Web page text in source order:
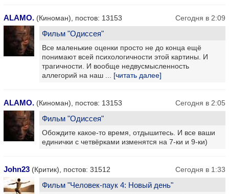
ALAMO. (Киноман), постов: 13153 Сегодня в 2:09
Фильм "Одиссея"
Все маленькие оценки просто не до конца ещё
понимают всей психологичности этой картины. И
трагичности. И вообще недвусмысленность
аллегорий на наш ... [читать далее]
ALAMO. (Киноман), постов: 13153 Сегодня в 2:05
Фильм "Одиссея"
Обождите какое-то время, отдышитесь. И все ваши
единички с четвёрками изменятся на 7-ки и 9-ки)
John23 (Критик), постов: 31512 Сегодня в 1:33
Фильм "Человек-паук 4: Новый день"